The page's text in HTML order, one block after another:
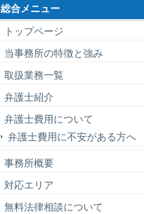
総合メニュー
トップページ
当事務所の特徴と強み
取扱業務一覧
弁護士紹介
弁護士費用について
弁護士費用に不安がある方へ
事務所概要
対応エリア
無料法律相談について